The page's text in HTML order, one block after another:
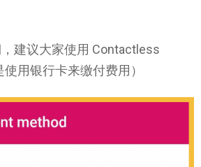
，建议大家使用 Contactless
用银行卡来缴付费用）